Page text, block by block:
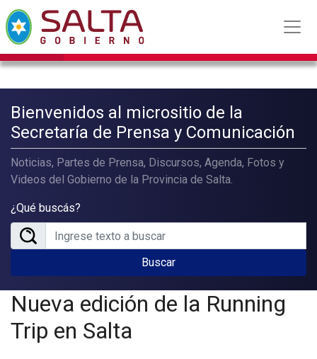
Bienvenidos al micrositio de la
Secretaría de Prensa y Comunicación
Noticias, Partes de Prensa, Discursos, Agenda, Fotos y
Videos del Gobierno de la Provincia de Salta.
¿Qué buscás?
Buscar
Nueva edición de la Running
Trip en Salta